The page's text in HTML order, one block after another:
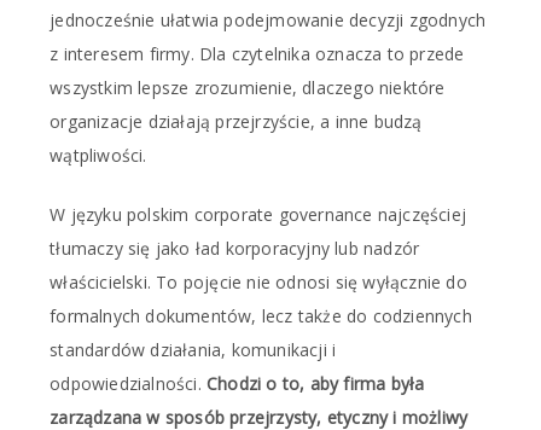
jednocześnie ułatwia podejmowanie decyzji zgodnych
z interesem firmy. Dla czytelnika oznacza to przede
wszystkim lepsze zrozumienie, dlaczego niektóre
organizacje działają przejrzyście, a inne budzą
wątpliwości.
W języku polskim corporate governance najczęściej
tłumaczy się jako ład korporacyjny lub nadzór
właścicielski. To pojęcie nie odnosi się wyłącznie do
formalnych dokumentów, lecz także do codziennych
standardów działania, komunikacji i
odpowiedzialności. Chodzi o to, aby firma była
zarządzana w sposób przejrzysty, etyczny i możliwy